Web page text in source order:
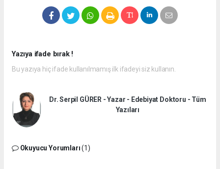
Yazıya ifade bırak !
Bu yazıya hiç ifade kullanılmamış ilk ifadeyi siz kullanın.
Dr. Serpil GÜRER - Yazar - Edebiyat Doktoru - Tüm
Yazıları
Okuyucu Yorumları(1)